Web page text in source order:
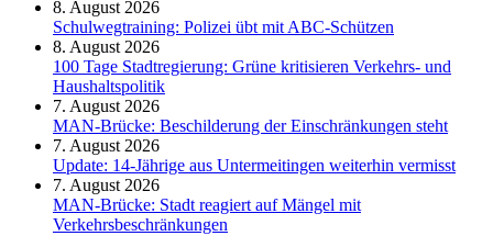
8. August 2026
Schul­weg­trai­ning: Poli­zei übt mit ABC-Schüt­zen
8. August 2026
100 Tage Stadtregierung: Grüne kritisieren Verkehrs- und
Haushaltspolitik
7. August 2026
MAN-Brücke: Beschilderung der Einschränkungen steht
7. August 2026
Update: 14-Jährige aus Untermeitingen weiterhin vermisst
7. August 2026
MAN-Brücke: Stadt reagiert auf Mängel mit
Verkehrsbeschränkungen